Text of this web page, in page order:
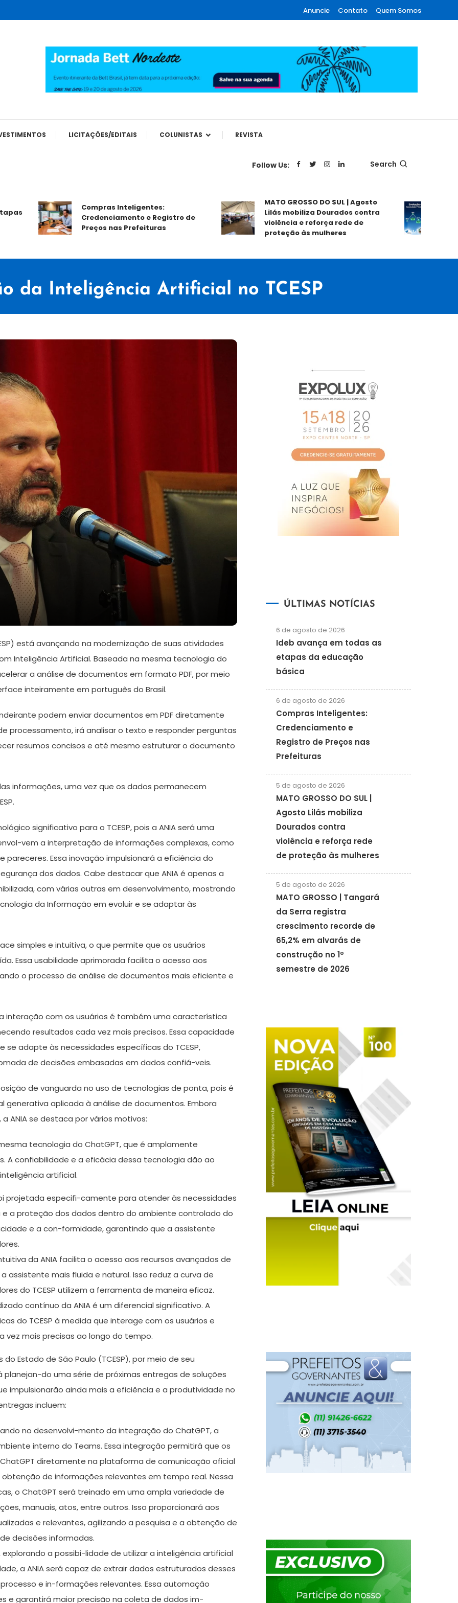
Anuncie Contato Quem Somos
LICITAÇÕES/EDITAIS COLUNISTAS REVISTA
Follow Us: Search
Compras Inteligentes:
Credenciamento e Registro de
Preços nas Prefeituras
MATO GROSSO DO SUL | Agosto
Lilás mobiliza Dourados contra
violência e reforça rede de
proteção às mulheres
da Inteligência Artificial no TCESP
está avançando na modernização de suas atividades
Inteligência Artificial. Baseada na mesma tecnologia do
a análise de documentos em formato PDF, por meio
inteiramente em português do Brasil.
podem enviar documentos em PDF diretamente
processamento, irá analisar o texto e responder perguntas
resumos concisos e até mesmo estruturar o documento
informações, uma vez que os dados permanecem
significativo para o TCESP, pois a ANIA será uma
vem a interpretação de informações complexas, como
Essa inovação impulsionará a eficiência do
dos dados. Cabe destacar que ANIA é apenas a
com várias outras em desenvolvimento, mostrando
da Informação em evoluir e se adaptar às
simples e intuitiva, o que permite que os usuários
Essa usabilidade aprimorada facilita o acesso aos
o processo de análise de documentos mais eficiente e
interação com os usuários é também uma característica
resultados cada vez mais precisos. Essa capacidade
adapte às necessidades específicas do TCESP,
de decisões embasadas em dados confiá-veis.
de vanguarda no uso de tecnologias de ponta, pois é
aplicada à análise de documentos. Embora
ANIA se destaca por vários motivos:
tecnologia do ChatGPT, que é amplamente
A confiabilidade e a eficácia dessa tecnologia dão ao
artificial.
projetada especifi-camente para atender às necessidades
e a proteção dos dados dentro do ambiente controlado do
e a con-formidade, garantindo que a assistente
da ANIA facilita o acesso aos recursos avançados de
mais fluida e natural. Isso reduz a curva de
do TCESP utilizem a ferramenta de maneira eficaz.
contínuo da ANIA é um diferencial significativo. A
do TCESP à medida que interage com os usuários e
vez mais precisas ao longo do tempo.
Estado de São Paulo (TCESP), por meio de seu
do uma série de próximas entregas de soluções
impulsionarão ainda mais a eficiência e a produtividade no
incluem:
no desenvolvi-mento da integração do ChatGPT, a
interno do Teams. Essa integração permitirá que os
diretamente na plataforma de comunicação oficial
de informações relevantes em tempo real. Nessa
o ChatGPT será treinado em uma ampla variedade de
manuais, atos, entre outros. Isso proporcionará aos
e relevantes, agilizando a pesquisa e a obtenção de
decisões informadas.
a possibi-lidade de utilizar a inteligência artificial
a ANIA será capaz de extrair dados estruturados desses
e in-formações relevantes. Essa automação
e garantirá maior precisão na coleta de dados im-
ÚLTIMAS NOTÍCIAS
6 de agosto de 2026
Ideb avança em todas as
etapas da educação
básica
6 de agosto de 2026
Compras Inteligentes:
Credenciamento e
Registro de Preços nas
Prefeituras
5 de agosto de 2026
MATO GROSSO DO SUL |
Agosto Lilás mobiliza
Dourados contra
violência e reforça rede
de proteção às mulheres
5 de agosto de 2026
MATO GROSSO | Tangará
da Serra registra
crescimento recorde de
65,2% em alvarás de
construção no 1º
semestre de 2026